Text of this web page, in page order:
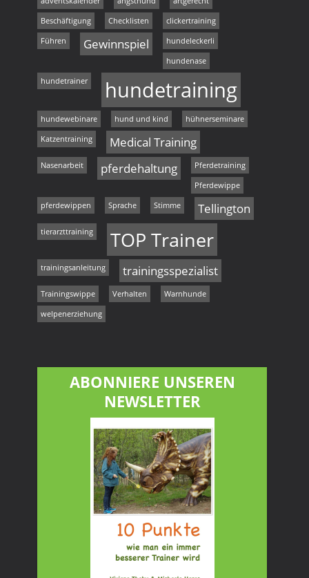
Beschäftigung Checklisten clickertraining
Führen Gewinnspiel hundeleckerli
hundenase
hundetrainer hundetraining
hundewebinare hund und kind hühnerseminare
Katzentraining Medical Training
Nasenarbeit pferdehaltung Pferdetraining
Pferdewippe
pferdewippen Sprache Stimme Tellington
tierarzttraining TOP Trainer
trainingsanleitung trainingsspezialist
Trainingswippe Verhalten Warnhunde
welpenerziehung
ABONNIERE UNSEREN
NEWSLETTER